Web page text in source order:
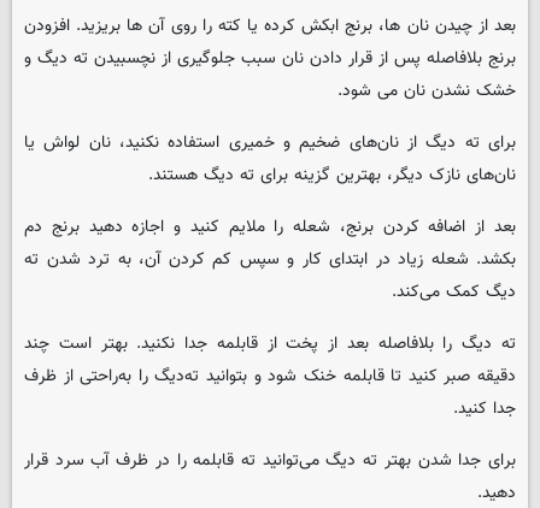
بعد از چیدن نان ها، برنج ابکش کرده یا کته را روی آن ها بریزید. افزودن
برنج بلافاصله پس از قرار دادن نان سبب جلوگیری از نچسبیدن ته دیگ و
خشک نشدن نان می شود.
برای ته دیگ از نان‌های ضخیم و خمیری استفاده نکنید، نان لواش یا
نان‌های نازک دیگر، بهترین گزینه برای ته دیگ هستند.
بعد از اضافه کردن برنج، شعله را ملایم کنید و اجازه دهید برنج دم
بکشد. شعله زیاد در ابتدای کار و سپس کم کردن آن، به ترد شدن ته
دیگ کمک می‌کند.
ته دیگ را بلافاصله بعد از پخت از قابلمه جدا نکنید. بهتر است چند
دقیقه صبر کنید تا قابلمه خنک شود و بتوانید ته‌دیگ را به‌راحتی از ظرف
جدا کنید.
برای جدا شدن بهتر ته دیگ می‌توانید ته قابلمه را در ظرف آب سرد قرار
دهید.